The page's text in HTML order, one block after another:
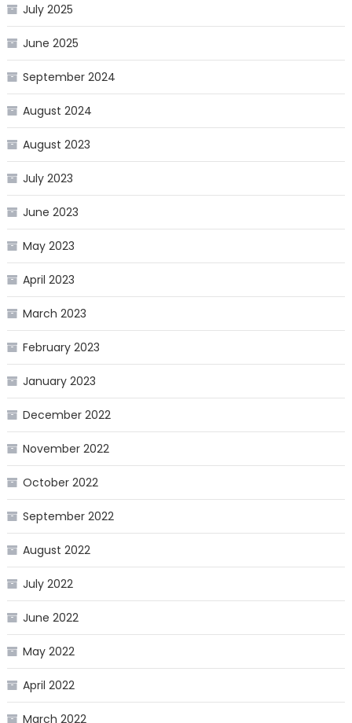
July 2025
June 2025
September 2024
August 2024
August 2023
July 2023
June 2023
May 2023
April 2023
March 2023
February 2023
January 2023
December 2022
November 2022
October 2022
September 2022
August 2022
July 2022
June 2022
May 2022
April 2022
March 2022